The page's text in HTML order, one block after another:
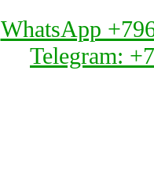
WhatsApp
Telegram: